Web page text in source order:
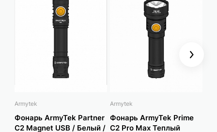
Armytek
Фонарь ArmyTek Partner
C2 Magnet USB / Белый /
Armytek
Фонарь ArmyTek Prime
C2 Pro Max Теплый
Next